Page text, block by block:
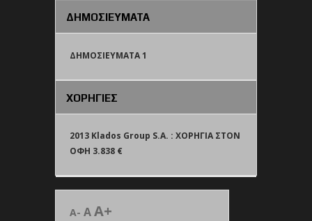
ΔΗΜΟΣΙΕΥΜΑΤΑ
ΔΗΜΟΣΙΕΥΜΑΤΑ 1
ΧΟΡΗΓΙΕΣ
2013 Klados Group S.A. : ΧΟΡΗΓΙΑ ΣΤΟΝ
ΟΦΗ 3.838 €
A- AA+